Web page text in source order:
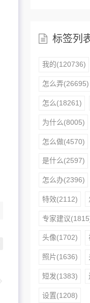
标签列
我的(120736)
怎么弄(26695)
怎么(18261)
为什么(8005)
怎么做(4570)
是什么(2597)
怎么办(2396)
特效(2112)
专家建议
头像(1702)
照片(1636)
短发(1383)
设置(1208)